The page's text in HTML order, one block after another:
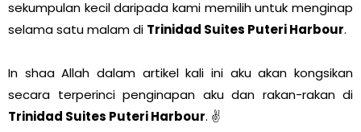
sekumpulan kecil daripada kami memilih untuk menginap
selama satu malam di Trinidad Suites Puteri Harbour.
In shaa Allah dalam artikel kali ini aku akan kongsikan
secara terperinci penginapan aku dan rakan-rakan di
Trinidad Suites Puteri Harbour. ✌